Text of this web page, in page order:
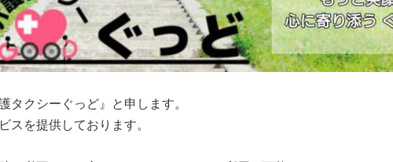
タクシーぐっど』と申します。
スを提供しております。